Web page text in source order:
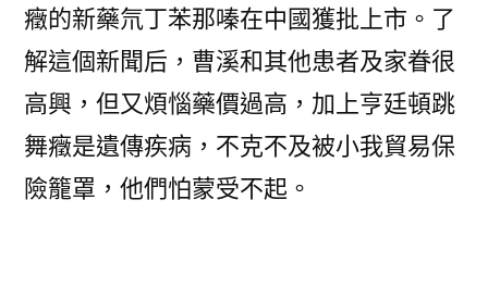
癥的新藥氘丁苯那嗪在中國獲批上市。了
解這個新聞后，曹溪和其他患者及家眷很
高興，但又煩惱藥價過高，加上亨廷頓跳
舞癥是遺傳疾病，不克不及被小我貿易保
險籠罩，他們怕蒙受不起。